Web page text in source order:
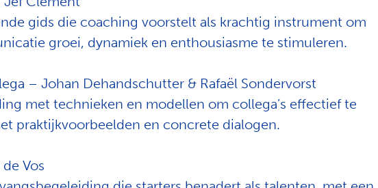
gids die coaching voorstelt als krachtig instrument om
groei, dynamiek en enthousiasme te stimuleren.
– Johan Dehandschutter& Rafaël Sondervorst
met technieken en modellen om collega’s effectief te
praktijkvoorbeelden en concrete dialogen.
Vos